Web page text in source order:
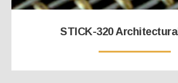
STICK-320